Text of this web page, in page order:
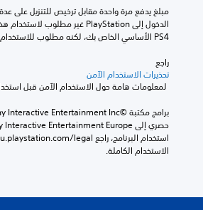
PS4 الأساسي الخاص بك، لكنه مطلوب للاستخدام على أجهزة PS4 أخرى.
راجع
تحذيرات الاستخدام الآمن
الاستخدام الكاملة.